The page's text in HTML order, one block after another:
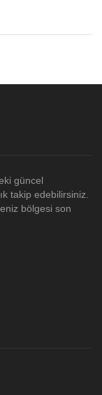
güncel
takip edebilirsiniz.
bölgesi son